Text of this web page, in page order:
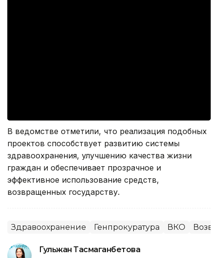
В ведомстве отметили, что реализация подобных
проектов способствует развитию системы
здравоохранения, улучшению качества жизни
граждан и обеспечивает прозрачное и
эффективное использование средств,
возвращенных государству.
Здравоохранение Генпрокуратура ВКО
Гульжан Тасмаганбетова